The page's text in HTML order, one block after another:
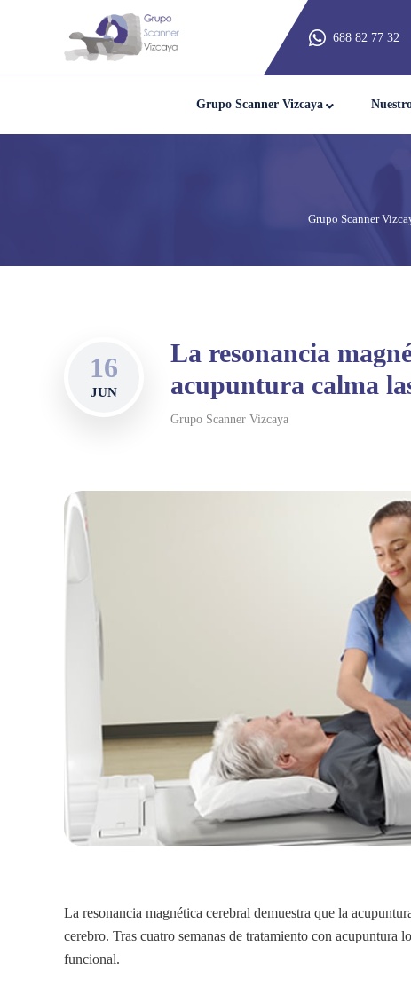
688 82 77 32
Grupo Scanner Vizcaya
Grupo Scanner
16
JUN
La resonancia
acupuntura calma
Grupo Scanner Vizcaya
La resonancia magnética cerebral demuestra que la
cerebro. Tras cuatro semanas de tratamiento con acupuntura
funcional.